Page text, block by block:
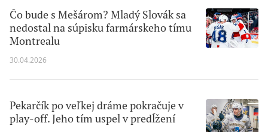
Čo bude s Mešárom? Mladý Slovák sa
nedostal na súpisku farmárskeho tímu
Montrealu
30.04.2026
Pekarčík po veľkej dráme pokračuje v
play-off. Jeho tím uspel v predĺžení